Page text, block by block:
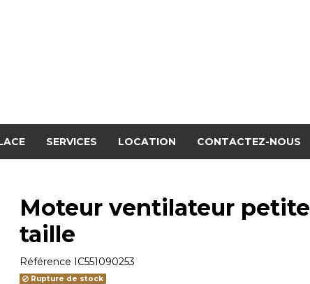
SERVICES LOCATION CONTACTEZ-NOUS
Moteur ventilateur petite
taille
Référence IC551090253
Rupture de stock